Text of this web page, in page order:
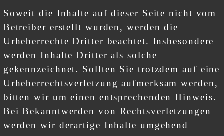
Soweit die Inhalte auf dieser Seite nicht vom
Betreiber erstellt wurden, werden die
Urheberrechte Dritter beachtet. Insbesondere
werden Inhalte Dritter als solche
gekennzeichnet. Sollten Sie trotzdem auf eine
Urheberrechtsverletzung aufmerksam werden,
bitten wir um einen entsprechenden Hinweis.
Bei Bekanntwerden von Rechtsverletzungen
werden wir derartige Inhalte umgehend